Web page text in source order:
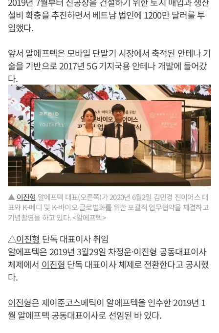
설비 확충을 추진하면서 베트남 법인에 1200만 달러를 투
입했다.
앞서 알에프텍은 모바일 단말기 시장에서 축적된 안테나 기
술을 기반으로 2017년 5G 기지국용 안테나 개발에 들어갔
다.
▲ 이진형 알에프텍 대표(오른쪽)가 2020년 6월2일 김민경 진이어스 대
표와 K-메디 및 K-바이오 글로벌화를 위한 포괄적 업무협약을 체결하고
기념촬영을 하고 있다. <알에프텍>
△이진형 단독 대표이사 취임
알에프텍은 2019년 3월29일 차정운·이진형 공동대표이사
체제에서 이진형 단독 대표이사 체제로 전환한다고 공시했
다.
이진형은 제이준코스메틱이 알에프텍을 인수한 2019년 1
월 알에프텍 공동대표이사로 선임된 바 있다.